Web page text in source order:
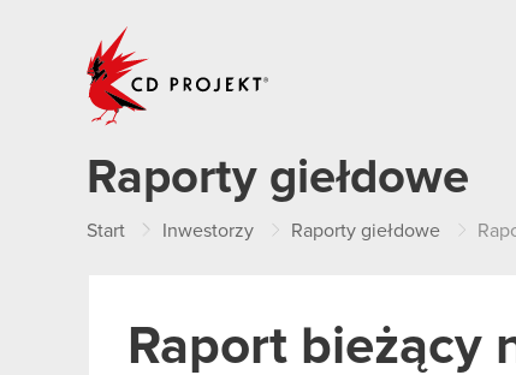
Raporty giełdowe
Start Inwestorzy Raporty giełdowe
Raport bieżący